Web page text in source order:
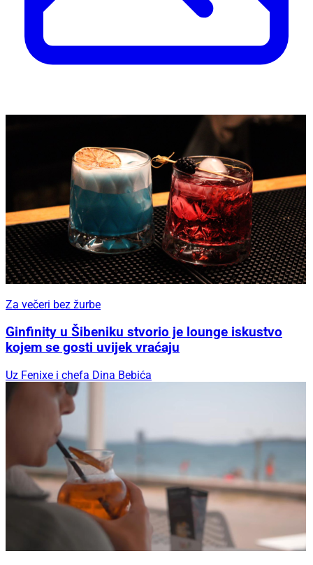
Za večeri bez žurbe
Ginfinity u Šibeniku stvorio je lounge iskustvo
kojem se gosti uvijek vraćaju
Uz Fenixe i chefa Dina Bebića